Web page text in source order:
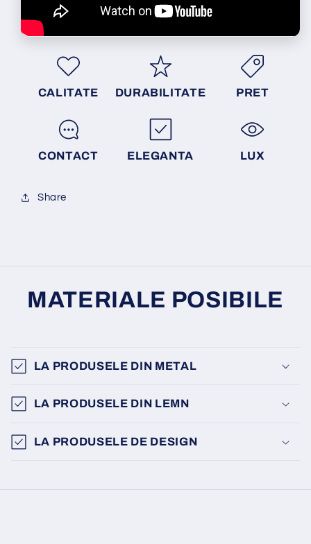
CALITATE DURABILITATE PRET
CONTACT ELEGANTA LUX
Share
MATERIALE POSIBILE
LA PRODUSELE DIN METAL
LA PRODUSELE DIN LEMN
LA PRODUSELE DE DESIGN